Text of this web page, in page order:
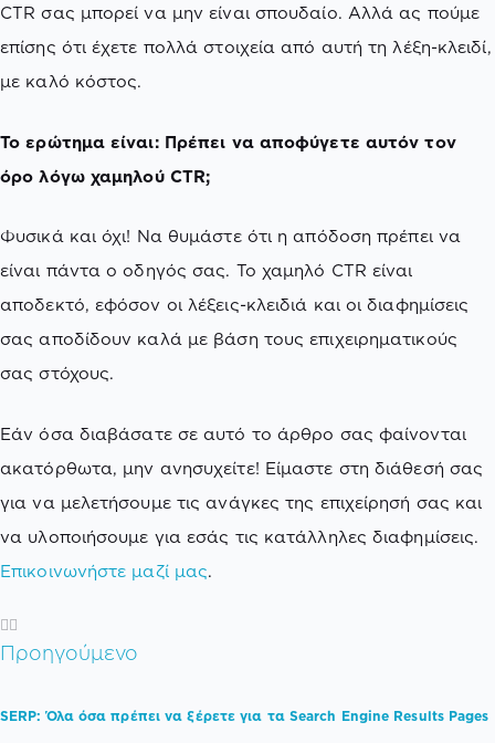
CTR σας μπορεί να μην είναι σπουδαίο. Αλλά ας πούμε
επίσης ότι έχετε πολλά στοιχεία από αυτή τη λέξη-κλειδί,
με καλό κόστος.
Το ερώτημα είναι: Πρέπει να αποφύγετε αυτόν τον
όρο λόγω χαμηλού CTR;
Φυσικά και όχι! Να θυμάστε ότι η απόδοση πρέπει να
είναι πάντα ο οδηγός σας. Το χαμηλό CTR είναι
αποδεκτό, εφόσον οι λέξεις-κλειδιά και οι διαφημίσεις
σας αποδίδουν καλά με βάση τους επιχειρηματικούς
σας στόχους.
Εάν όσα διαβάσατε σε αυτό το άρθρο σας φαίνονται
ακατόρθωτα, μην ανησυχείτε! Είμαστε στη διάθεσή σας
για να μελετήσουμε τις ανάγκες της επιχείρησή σας και
να υλοποιήσουμε για εσάς τις κατάλληλες διαφημίσεις.
Επικοινωνήστε μαζί μας.
Προηγούμενο
SERP: Όλα όσα πρέπει να ξέρετε για τα Search Engine Results Pages